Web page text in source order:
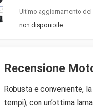
Ultimo aggiornamento
non disponibile
Recensione
Robusta e conveniente,
tempi), con un’ottima